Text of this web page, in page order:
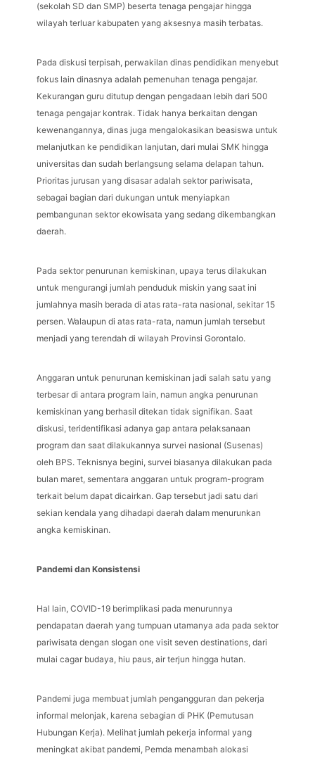
(sekolah SD dan SMP) beserta tenaga pengajar hingga
wilayah terluar kabupaten yang aksesnya masih terbatas.
Pada diskusi terpisah, perwakilan dinas pendidikan menyebut
fokus lain dinasnya adalah pemenuhan tenaga pengajar.
Kekurangan guru ditutup dengan pengadaan lebih dari 500
tenaga pengajar kontrak. Tidak hanya berkaitan dengan
kewenangannya, dinas juga mengalokasikan beasiswa untuk
melanjutkan ke pendidikan lanjutan, dari mulai SMK hingga
universitas dan sudah berlangsung selama delapan tahun.
Prioritas jurusan yang disasar adalah sektor pariwisata,
sebagai bagian dari dukungan untuk menyiapkan
pembangunan sektor ekowisata yang sedang dikembangkan
daerah.
Pada sektor penurunan kemiskinan, upaya terus dilakukan
untuk mengurangi jumlah penduduk miskin yang saat ini
jumlahnya masih berada di atas rata-rata nasional, sekitar 15
persen. Walaupun di atas rata-rata, namun jumlah tersebut
menjadi yang terendah di wilayah Provinsi Gorontalo.
Anggaran untuk penurunan kemiskinan jadi salah satu yang
terbesar di antara program lain, namun angka penurunan
kemiskinan yang berhasil ditekan tidak signifikan. Saat
diskusi, teridentifikasi adanya gap antara pelaksanaan
program dan saat dilakukannya survei nasional (Susenas)
oleh BPS. Teknisnya begini, survei biasanya dilakukan pada
bulan maret, sementara anggaran untuk program-program
terkait belum dapat dicairkan. Gap tersebut jadi satu dari
sekian kendala yang dihadapi daerah dalam menurunkan
angka kemiskinan.
Pandemi dan Konsistensi
Hal lain, COVID-19 berimplikasi pada menurunnya
pendapatan daerah yang tumpuan utamanya ada pada sektor
pariwisata dengan slogan one visit seven destinations, dari
mulai cagar budaya, hiu paus, air terjun hingga hutan.
Pandemi juga membuat jumlah pengangguran dan pekerja
informal melonjak, karena sebagian di PHK (Pemutusan
Hubungan Kerja). Melihat jumlah pekerja informal yang
meningkat akibat pandemi, Pemda menambah alokasi